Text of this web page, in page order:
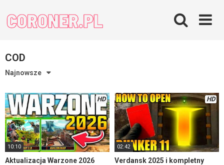
content
COD
Najnowsze
HD
10:10
Aktualizacja Warzone 2026
HD
02:42
Verdansk 2025 i kompletny